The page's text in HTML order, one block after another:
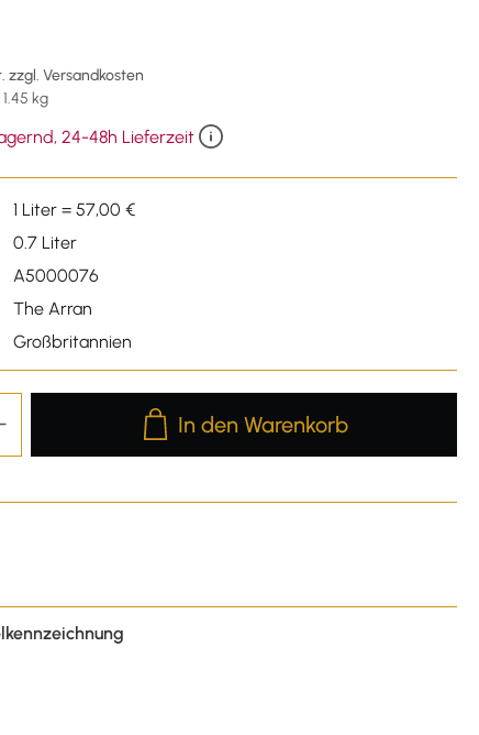
zzgl. Versandkosten
kg
24-48h Lieferzeit
1 Liter = 57,00 €
0.7 Liter
A5000076
The Arran
Großbritannien
Produkt Anzahl: Gib den
In den Warenkorb